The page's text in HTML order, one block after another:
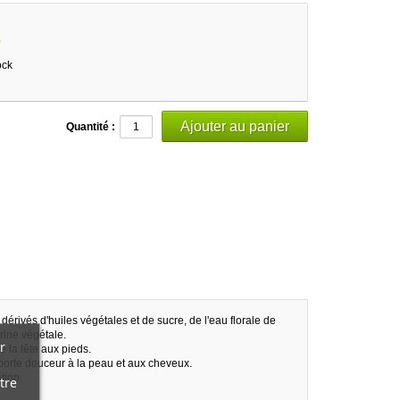
Quantité :
d'huiles végétales et de sucre, de l'eau florale de
végétale.
la tête aux pieds.
douceur à la peau et aux cheveux.